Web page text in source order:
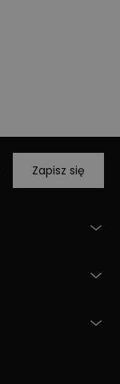
Zapisz się